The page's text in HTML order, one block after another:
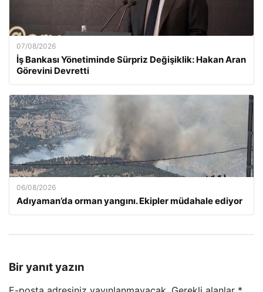
07/08/2026
İş Bankası Yönetiminde Sürpriz Değişiklik: Hakan Aran
Görevini Devretti
06/08/2026
Adıyaman’da orman yangını. Ekipler müdahale ediyor
Bir yanıt yazın